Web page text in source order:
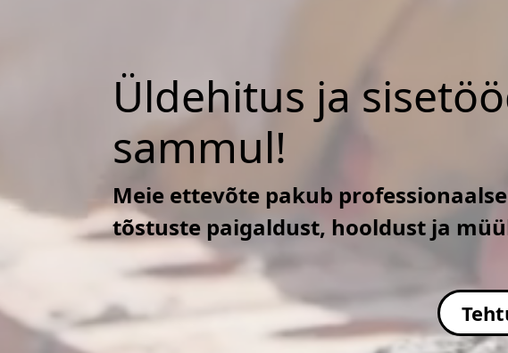
Üldehitus ja
sammul!
Meie ettevõte pakub
tõstuste paigaldust, hooldust ja